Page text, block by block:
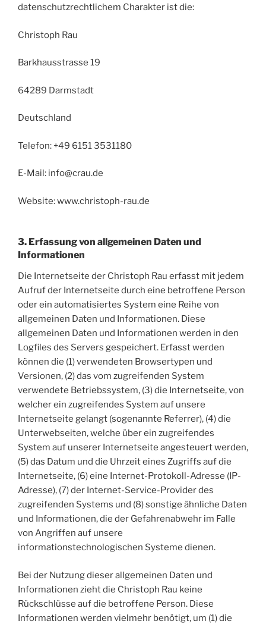
datenschutzrechtlichem Charakter ist die:
Christoph Rau
Barkhausstrasse 19
64289 Darmstadt
Deutschland
Telefon: +49 6151 3531180
E-Mail: info@crau.de
Website: www.christoph-rau.de
3. Erfassung von allgemeinen Daten und
Informationen
Die Internetseite der Christoph Rau erfasst mit jedem
Aufruf der Internetseite durch eine betroffene Person
oder ein automatisiertes System eine Reihe von
allgemeinen Daten und Informationen. Diese
allgemeinen Daten und Informationen werden in den
Logfiles des Servers gespeichert. Erfasst werden
können die (1) verwendeten Browsertypen und
Versionen, (2) das vom zugreifenden System
verwendete Betriebssystem, (3) die Internetseite, von
welcher ein zugreifendes System auf unsere
Internetseite gelangt (sogenannte Referrer), (4) die
Unterwebseiten, welche über ein zugreifendes
System auf unserer Internetseite angesteuert werden,
(5) das Datum und die Uhrzeit eines Zugriffs auf die
Internetseite, (6) eine Internet-Protokoll-Adresse (IP-
Adresse), (7) der Internet-Service-Provider des
zugreifenden Systems und (8) sonstige ähnliche Daten
und Informationen, die der Gefahrenabwehr im Falle
von Angriffen auf unsere
informationstechnologischen Systeme dienen.
Bei der Nutzung dieser allgemeinen Daten und
Informationen zieht die Christoph Rau keine
Rückschlüsse auf die betroffene Person. Diese
Informationen werden vielmehr benötigt, um (1) die